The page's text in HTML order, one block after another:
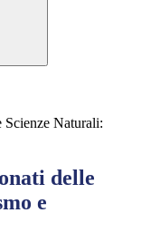
Scienze Naturali:
delle
e